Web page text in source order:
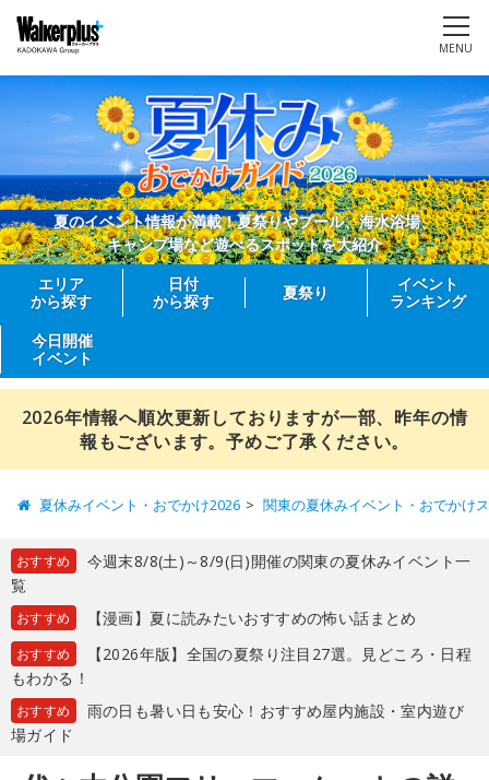
MENU
夏のイベント情報が満載！夏祭りやプール、海水浴場、
キャンプ場など遊べるスポットを大紹介
エリア
から探す
日付
から探す
夏祭り
イベント
ランキング
今日開催
イベント
2026年情報へ順次更新しておりますが一部、昨年の情
報もございます。予めご了承ください。
夏休みイベント・おでかけ2026 関東の夏休みイベント・おでかけ
おすすめ
今週末8/8(土)～8/9(日)開催の関東の夏休みイベント一
覧
おすすめ 【漫画】夏に読みたいおすすめの怖い話まとめ
おすすめ
【2026年版】全国の夏祭り注目27選。見どころ・日程
もわかる！
おすすめ
雨の日も暑い日も安心！おすすめ屋内施設・室内遊び
場ガイド